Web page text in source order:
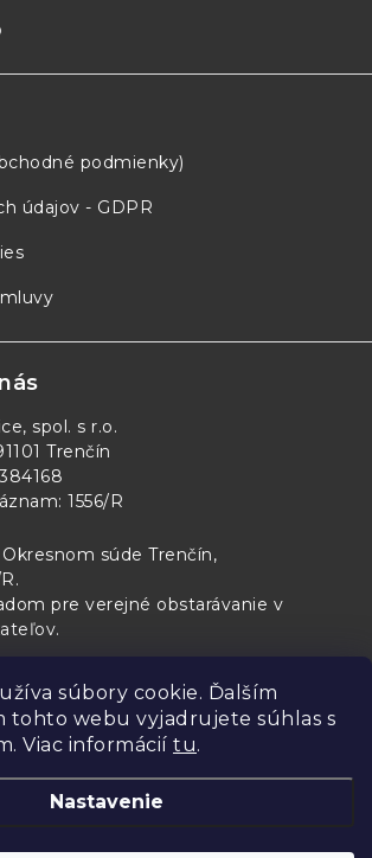
súbory cookie. Ďalším
tohto webu vyjadrujete súhlas s
Viac informácií tu.
Nastavenie
podmienky)
údajov - GDPR
spol. s r.o.
Trenčín
1556/R
súde Trenčín,
.
pre verejné obstarávanie v
.
Technický skúšobný ústav Piešťany